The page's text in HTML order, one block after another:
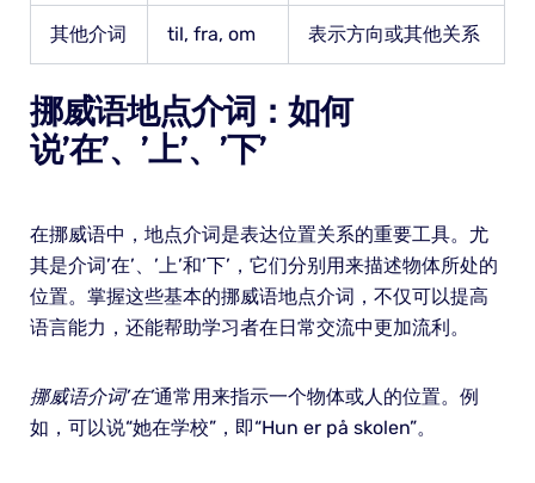
其他介词 til, fra, om 表示方向或其他关系
挪威语地点介词：如何
说’在’、’上’、’下’
在挪威语中，地点介词是表达位置关系的重要工具。尤
其是介词’在’、’上’和’下’，它们分别用来描述物体所处的
位置。掌握这些基本的挪威语地点介词，不仅可以提高
语言能力，还能帮助学习者在日常交流中更加流利。
挪威语介词’在’通常用来指示一个物体或人的位置。例
如，可以说“她在学校”，即“Hun er på skolen”。